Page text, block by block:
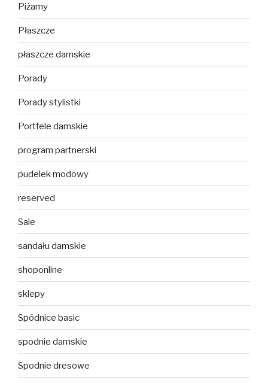
Piżamy
Płaszcze
płaszcze damskie
Porady
Porady stylistki
Portfele damskie
program partnerski
pudelek modowy
reserved
Sale
sandału damskie
shoponline
sklepy
Spódnice basic
spodnie damskie
Spodnie dresowe